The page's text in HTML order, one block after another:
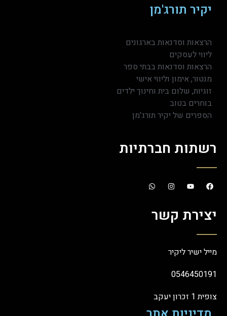
יקיר תורג'מן
הרצאות וסדנאות בארגונים
ליווי לעסקים
הרצאות וסדנאות בבתי ספר
מנטור, אימון וליווי אישי
זוגיות, שלום בית וחינוך ילדים
בוחרים בטוב
הספרים של יקיר תורג'מן
רשתות חברתיות
יצירת קשר
מייל ישיר ליקיר
0546450191
צופית 1 זכרון יעקב